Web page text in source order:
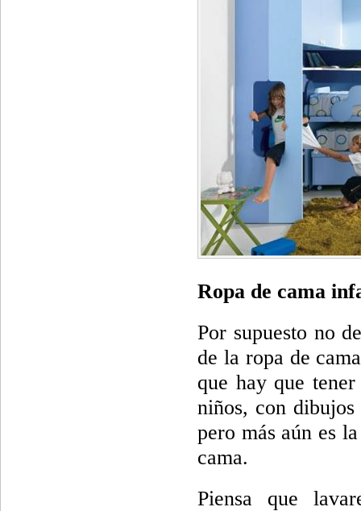
Ropa de cama
Por supuesto no
de la ropa de
que hay que
niños, con dibujos
pero más aún es
cama.
Piensa que